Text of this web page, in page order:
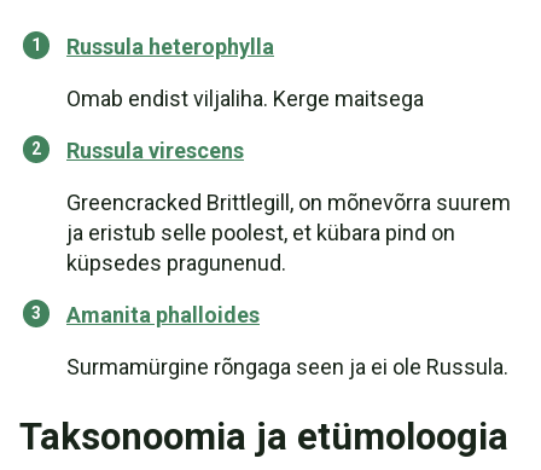
Russula heterophylla
Omab endist viljaliha. Kerge maitsega
Russula virescens
Greencracked Brittlegill, on mõnevõrra suurem
ja eristub selle poolest, et kübara pind on
küpsedes pragunenud.
Amanita phalloides
Surmamürgine rõngaga seen ja ei ole Russula.
Taksonoomia ja etümoloogia